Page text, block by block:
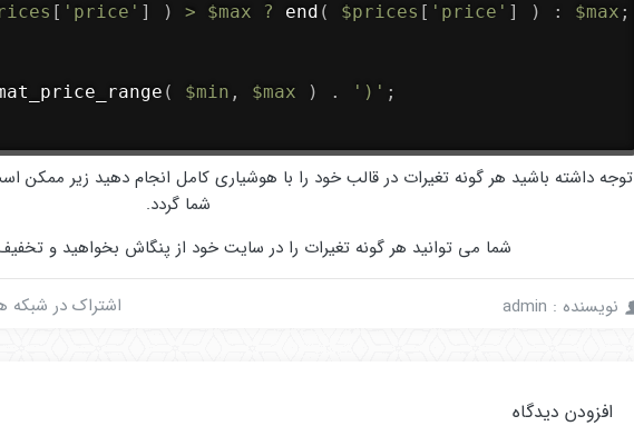
[ 'price' ] ) > $max ? end ( $prices [ 'price' ] ) : $max ;
( $min , $max ) . ')' ;
توجه داشته باشید هر گونه تغیرات در قالب خود را با هوشیاری کامل انجام دهید زیر ممکن
شما گردد.
شما می توانید هر گونه تغیرات را در سایت خود از پنگاش بخواهید و تخفیف
نویسنده : admin اشتراک در شبکه
افزودن دیدگاه